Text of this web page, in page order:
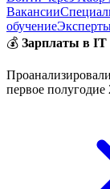
Вакансии
обучение
💰 Зарплаты в IT
первое полугодие